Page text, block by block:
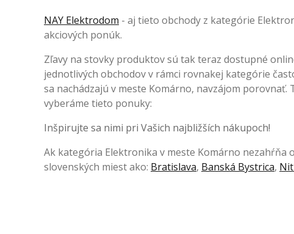
NAY Elektrodom - aj tieto obchody z kategórie
akciových ponúk.
Zľavy na stovky produktov sú tak teraz dostupné
jednotlivých obchodov v rámci rovnakej kategórie
sa nachádzajú v meste Komárno, navzájom
vyberáme tieto ponuky:
Inšpirujte sa nimi pri Vašich najbližších nákupoch!
Ak kategória Elektronika v meste Komárno
slovenských miest ako: Bratislava, Banská Bystrica,